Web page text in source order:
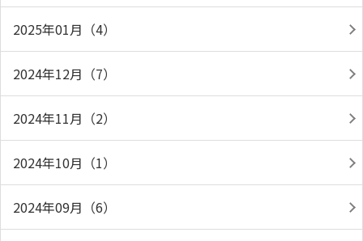
2025年01月（4）
2024年12月（7）
2024年11月（2）
2024年10月（1）
2024年09月（6）